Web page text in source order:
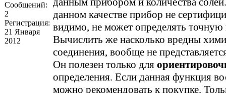
Сообщений:
2
Регистрация:
21 Января
2012
данном качестве прибор не
видимо, не может определять
Вычислить же насколько вредны
соединения, вообще не
Он полезен только для
определения. Если данная функция
можно рекомендовать к покупке.